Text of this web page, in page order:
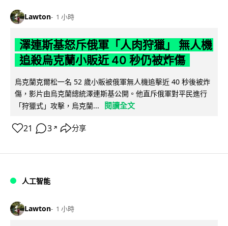
Lawton 1 小時
澤連斯基怒斥俄軍「人肉狩獵」 無人機
追殺烏克蘭小販近 40 秒仍被炸傷
烏克蘭克爾松一名 52 歲小販被俄軍無人機追擊近 40 秒後被炸
傷，影片由烏克蘭總統澤連斯基公開。他直斥俄軍對平民進行
「狩獵式」攻擊，烏克蘭...
閱讀全文
21 3 ↗ 分享
人工智能
Lawton 1 小時